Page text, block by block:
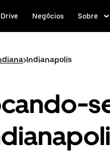
Drive Negócios Sobre
>Indianapolis